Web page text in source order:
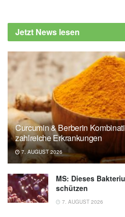
Eick, u.a.:
Tetracycline
Pharmaceutics,
Martin-Luther-
Parodontose:
Jetzt News lesen
Curcumin & Berberin
zahlreiche Erkrankungen
7. AUGUST 2026
MS: Dieses
schützen
7. AUGUST 2026